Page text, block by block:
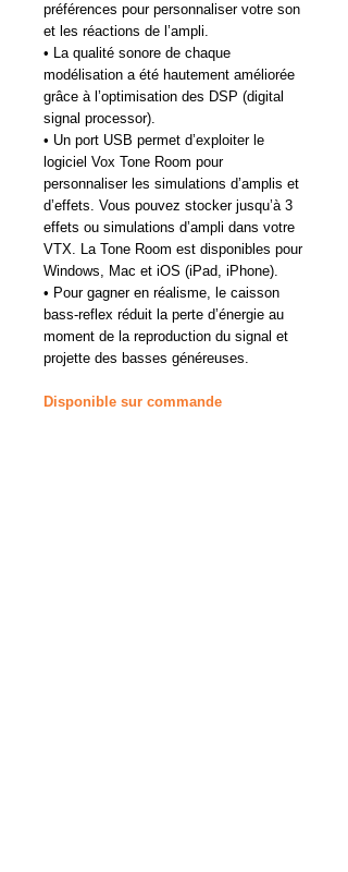
préférences pour personnaliser votre son
et les réactions de l’ampli.
• La qualité sonore de chaque
modélisation a été hautement améliorée
grâce à l’optimisation des DSP (digital
signal processor).
• Un port USB permet d’exploiter le
logiciel Vox Tone Room pour
personnaliser les simulations d’amplis et
d’effets. Vous pouvez stocker jusqu’à 3
effets ou simulations d’ampli dans votre
VTX. La Tone Room est disponibles pour
Windows, Mac et iOS (iPad, iPhone).
• Pour gagner en réalisme, le caisson
bass-reflex réduit la perte d’énergie au
moment de la reproduction du signal et
projette des basses généreuses.
Disponible sur commande